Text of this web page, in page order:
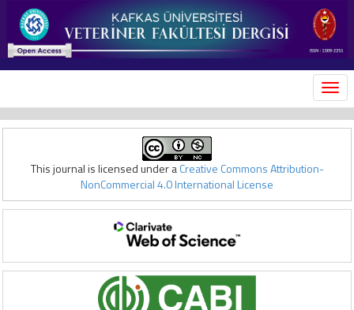
This journal is licensed under aCreative Commons Attribution-
NonCommercial 4.0 International License